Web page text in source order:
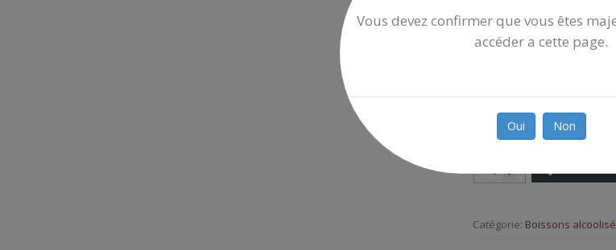
GIN EDINBURGH
26.75 €
GINEDI528Q
AJOUTER
Catégorie: Boissons
Vous devez confirmer que vous êtes
accéder a cette page.
Oui Non